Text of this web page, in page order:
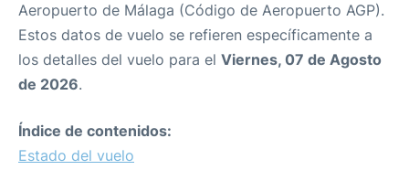
Aeropuerto de Málaga (Código de Aeropuerto AGP).
Estos datos de vuelo se refieren específicamente a
los detalles del vuelo para el Viernes, 07 de Agosto
de 2026.
Índice de contenidos:
Estado del vuelo